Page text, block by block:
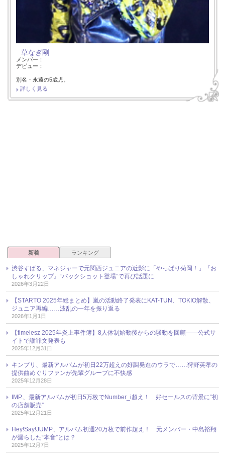
草なぎ剛
メンバー：
デビュー：
別名・永遠の5歳児。
詳しく見る
新着 ランキング
渋谷すばる、マネジャーで元関西ジュニアの近影に「やっぱり菊岡！」『お
しゃれクリップ』“バックショット登場”で再び話題に
2026年3月22日
【STARTO 2025年総まとめ】嵐の活動終了発表にKAT-TUN、TOKIO解散、
ジュニア再編……波乱の一年を振り返る
2026年1月1日
【timelesz 2025年炎上事件簿】8人体制始動後からの騒動を回顧――公式サ
イトで謝罪文発表も
2025年12月31日
キンプリ、最新アルバムが初日22万超えの好調発進のウラで……狩野英孝の
提供曲めぐりファンが先輩グループに不快感
2025年12月28日
IMP.、最新アルバムが初日5万枚でNumber_i超え！ 好セールスの背景に“初
の店舗販売”
2025年12月21日
Hey!Say!JUMP、アルバム初週20万枚で前作超え！ 元メンバー・中島裕翔
が漏らした“本音”とは？
2025年12月7日